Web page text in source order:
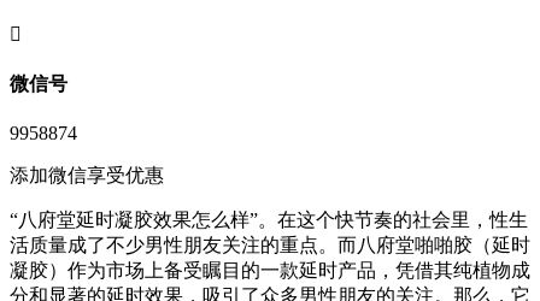
󦘖
微信号
9958874
添加微信享受优惠
“八府堂延时凝胶效果怎么样”。在这个快节奏的社会里，性生
活质量成了不少男性朋友关注的重点。而八府堂啪啪胶（延时
凝胶）作为市场上备受瞩目的一款延时产品，凭借其纯植物成
分和显著的延时效果，吸引了众多男性朋友的关注。那么，它